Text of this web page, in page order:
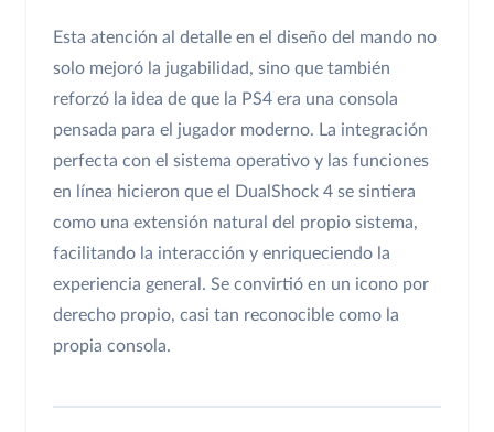
Esta atención al detalle en el diseño del mando no
solo mejoró la jugabilidad, sino que también
reforzó la idea de que la PS4 era una consola
pensada para el jugador moderno. La integración
perfecta con el sistema operativo y las funciones
en línea hicieron que el DualShock 4 se sintiera
como una extensión natural del propio sistema,
facilitando la interacción y enriqueciendo la
experiencia general. Se convirtió en un icono por
derecho propio, casi tan reconocible como la
propia consola.